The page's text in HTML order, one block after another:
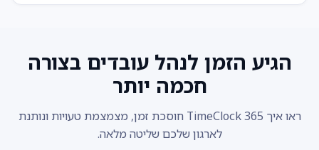
הגיע הזמן לנהל עובדים בצורה
חכמה יותר
ראו איך TimeClock 365 חוסכת זמן, מצמצמת טעויות ונותנת
לארגון שלכם שליטה מלאה.